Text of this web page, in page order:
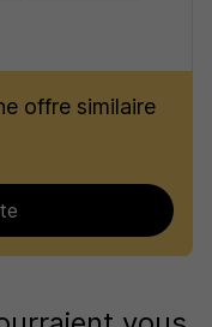
offre similaire